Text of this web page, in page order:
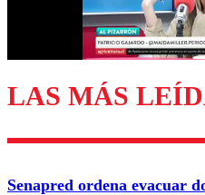
LAS MÁS
Senapred ordena evacuar